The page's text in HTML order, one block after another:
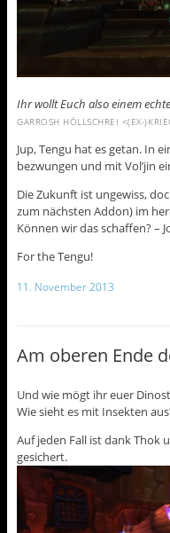
Ihr wollt Euch also einem
GARROSH HÖLLSCHREI <(EX-
Jup, Tengu hat es getan. In
bezwungen und mit Vol’jin
Die Zukunft ist ungewiss,
zum nächsten Addon) im
Können wir das schaffen? –
For the Tengu!
11. November 2013
Am oberen Ende
Und wie mögt ihr euer
Wie sieht es mit Insekten
Auf jeden Fall ist dank Thok
gesichert.